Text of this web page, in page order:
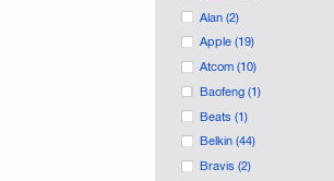
Alan(2)
Apple(19)
Atcom(10)
Baofeng(1)
Beats(1)
Belkin(44)
Bravis(2)